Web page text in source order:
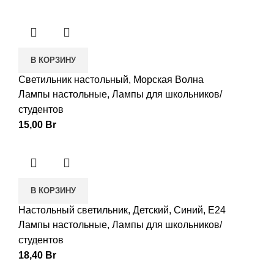
В КОРЗИНУ
Светильник настольный, Морская Волна
Лампы настольные, Лампы для школьников/
студентов
15,00 Br
В КОРЗИНУ
Настольный светильник, Детский, Синий, E24
Лампы настольные, Лампы для школьников/
студентов
18,40 Br